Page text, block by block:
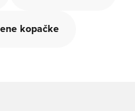
kopačke